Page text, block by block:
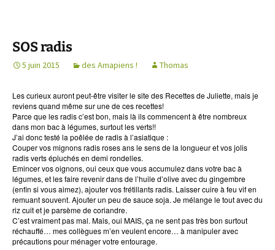
SOS radis
5 juin 2015 des Amapiens ! Thomas
Les curieux auront peut-être visiter le site des Recettes de Juliette, mais je
reviens quand même sur une de ces recettes!
Parce que les radis c’est bon, mais là ils commencent à être nombreux
dans mon bac à légumes, surtout les verts!!
J’ai donc testé la poêlée de radis à l’asiatique :
Couper vos mignons radis roses ans le sens de la longueur et vos jolis
radis verts épluchés en demi rondelles.
Emincer vos oignons, oui ceux que vous accumulez dans votre bac à
légumes, et les faire revenir dans de l’huile d’olive avec du gingembre
(enfin si vous aimez), ajouter vos frétillants radis. Laisser cuire à feu vif en
remuant souvent. Ajouter un peu de sauce soja. Je mélange le tout avec du
riz cuit et je parsème de coriandre.
C’est vraiment pas mal. Mais, oui MAIS, ça ne sent pas très bon surtout
réchauffé… mes collègues m’en veulent encore… à manipuler avec
précautions pour ménager votre entourage.